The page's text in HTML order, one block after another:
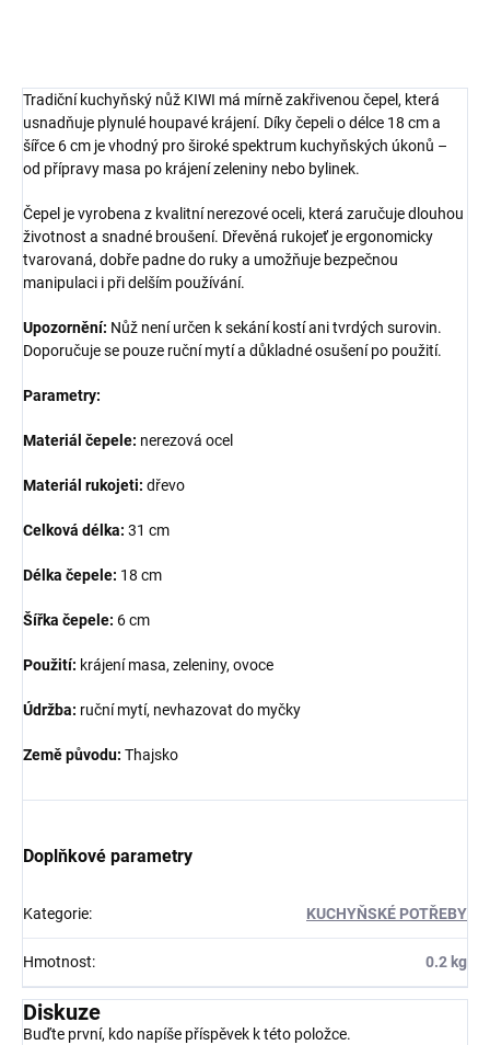
Tradiční kuchyňský nůž KIWI má mírně zakřivenou čepel, která
usnadňuje plynulé houpavé krájení. Díky čepeli o délce 18 cm a
šířce 6 cm je vhodný pro široké spektrum kuchyňských úkonů –
od přípravy masa po krájení zeleniny nebo bylinek.
Čepel je vyrobena z kvalitní nerezové oceli, která zaručuje dlouhou
životnost a snadné broušení. Dřevěná rukojeť je ergonomicky
tvarovaná, dobře padne do ruky a umožňuje bezpečnou
manipulaci i při delším používání.
Upozornění: Nůž není určen k sekání kostí ani tvrdých surovin.
Doporučuje se pouze ruční mytí a důkladné osušení po použití.
Parametry:
Materiál čepele: nerezová ocel
Materiál rukojeti: dřevo
Celková délka: 31 cm
Délka čepele: 18 cm
Šířka čepele: 6 cm
Použití: krájení masa, zeleniny, ovoce
Údržba: ruční mytí, nevhazovat do myčky
Země původu: Thajsko
Doplňkové parametry
Kategorie: KUCHYŇSKÉ POTŘEBY
Hmotnost: 0.2 kg
Diskuze
Buďte první, kdo napíše příspěvek k této položce.